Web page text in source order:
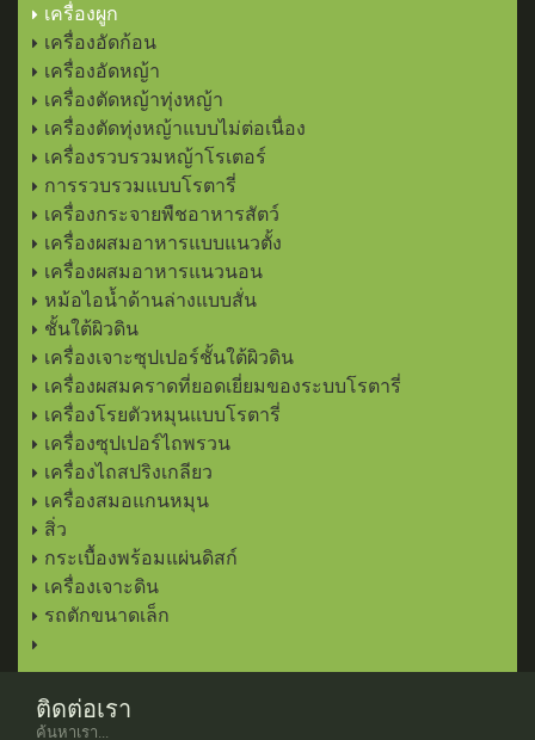
เครื่องผูก
เครื่องอัดก้อน
เครื่องอัดหญ้า
เครื่องตัดหญ้าทุ่งหญ้า
เครื่องตัดทุ่งหญ้าแบบไม่ต่อเนื่อง
เครื่องรวบรวมหญ้าโรเตอร์
การรวบรวมแบบโรตารี่
เครื่องกระจายพืชอาหารสัตว์
เครื่องผสมอาหารแบบแนวตั้ง
เครื่องผสมอาหารแนวนอน
หม้อไอน้ำด้านล่างแบบสั่น
ชั้นใต้ผิวดิน
เครื่องเจาะซุปเปอร์ชั้นใต้ผิวดิน
เครื่องผสมคราดที่ยอดเยี่ยมของระบบโรตารี่
เครื่องโรยตัวหมุนแบบโรตารี่
เครื่องซุปเปอร์ไถพรวน
เครื่องไถสปริงเกลียว
เครื่องสมอแกนหมุน
สิ่ว
กระเบื้องพร้อมแผ่นดิสก์
เครื่องเจาะดิน
รถตักขนาดเล็ก
ติดต่อเรา
ค้นหาเรา...